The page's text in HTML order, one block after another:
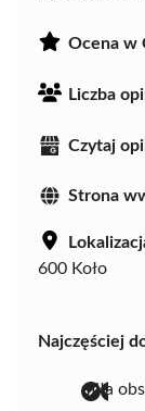
Ocena w
Liczba
Czytaj
Strona
600 Koło
Najczęściej
miła